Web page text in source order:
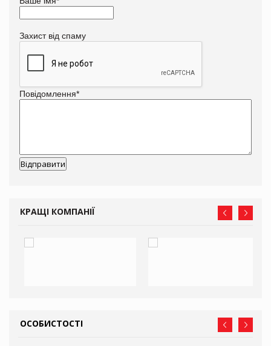
Захист від спаму
Повідомлення*
КРАЩІ КОМПАНІЇ
ОСОБИСТОСТІ